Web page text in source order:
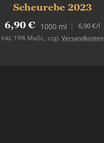
Scheurebe 2023
6,90 € 1000 ml
Inkl. 19% MwSt.,zzgl.Versandkosten
6,90 €/l